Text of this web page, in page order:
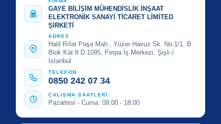
GAYE BİLİŞİM MÜHENDİSLİK İNŞAAT
ELEKTRONİK SANAYİ TİCARET LİMİTED
ŞİRKETİ
ADRES
Halil Rıfat Paşa Mah., Yüzer Havuz Sk. No:1/1, B
Blok Kat 8 D:1095, Perpa İş Merkezi, Şişli /
İstanbul
TELEFON
0850 242 07 34
ÇALIŞMA SAATLERİ
Pazartesi - Cuma: 09:00 - 18:00